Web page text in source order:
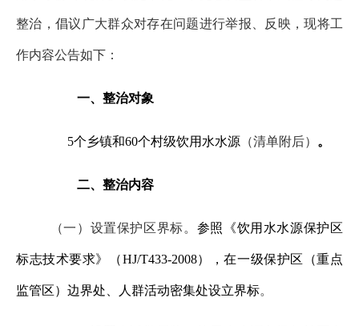
整治，倡议广大群众对存在问题进行举报、反映，现将工
作内容公告如下：
一、整治对象
5个乡镇和60个村级饮用水水源 （清单附后） 。
二、整治内容
（一）设置保护区界标。 参照《饮用水水源保护区
标志技术要求》（HJ/T433-2008），在一级保护区（重点
监管区）边界处、人群活动密集处设立界标。